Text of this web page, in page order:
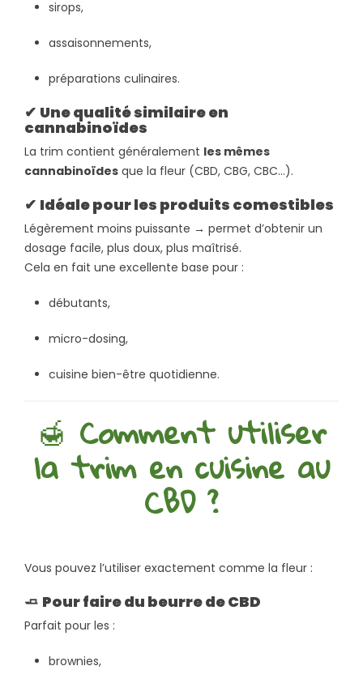
sirops,
assaisonnements,
préparations culinaires.
✔ Une qualité similaire en
cannabinoïdes
La trim contient généralement les mêmes
cannabinoïdes que la fleur (CBD, CBG, CBC…).
✔ Idéale pour les produits comestibles
Légèrement moins puissante → permet d’obtenir un
dosage facile, plus doux, plus maîtrisé.
Cela en fait une excellente base pour :
débutants,
micro-dosing,
cuisine bien-être quotidienne.
🍯 Comment utiliser
la trim en cuisine au
CBD ?
Vous pouvez l’utiliser exactement comme la fleur :
🧈 Pour faire du beurre de CBD
Parfait pour les :
brownies,